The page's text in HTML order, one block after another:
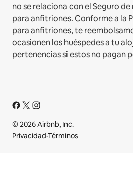
no se relaciona con el Seguro
para anfitriones. Conforme a la
para anfitriones, te
ocasionen los huéspedes a tu
pertenencias si estos no pagan
© 2026 Airbnb, Inc.
Privacidad·Términos